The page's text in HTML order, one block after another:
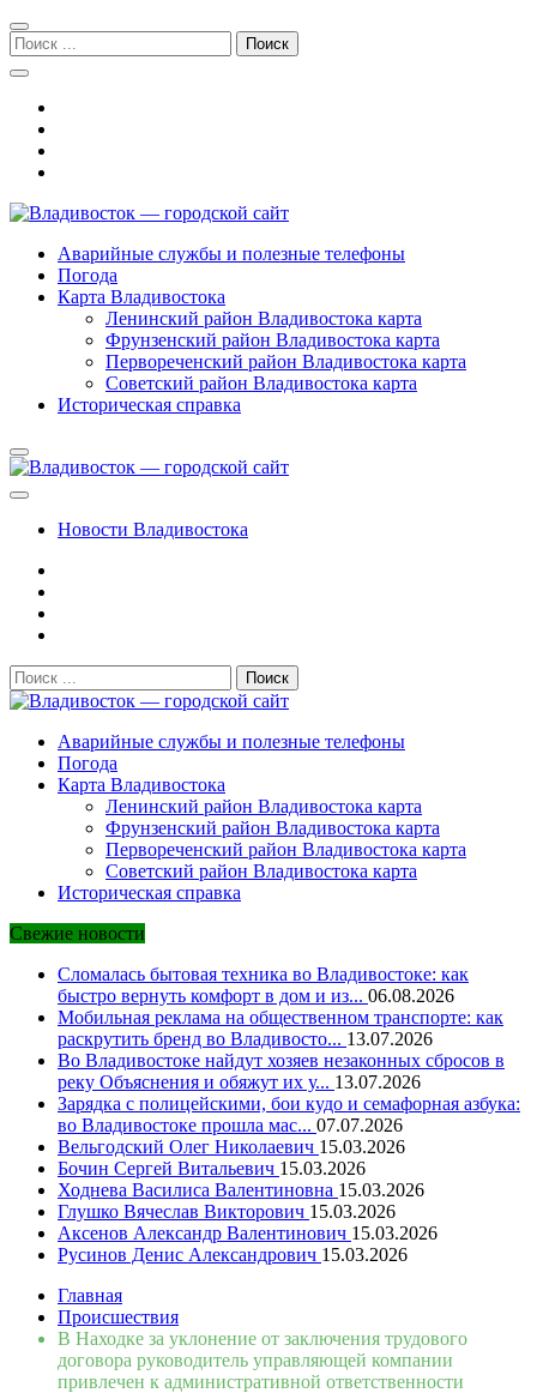
Перейти
к
навигации
Перейти
к
содержимому
Поиск:
Владивосток — городской сайт
Аварийные службы и полезные телефоны
Погода
Карта Владивостока
Ленинский район Владивостока карта
Фрунзенский район Владивостока карта
Первореченский район Владивостока карта
Советский район Владивостока карта
Историческая справка
Новости Владивостока
Поиск:
Владивосток — городской сайт
Аварийные службы и полезные телефоны
Погода
Карта Владивостока
Ленинский район Владивостока карта
Фрунзенский район Владивостока карта
Первореченский район Владивостока карта
Советский район Владивостока карта
Историческая справка
Свежие новости
Сломалась бытовая техника во Владивостоке: как
быстро вернуть комфорт в дом и из... 06.08.2026
Мобильная реклама на общественном транспорте: как
раскрутить бренд во Владивосто... 13.07.2026
Во Владивостоке найдут хозяев незаконных сбросов в
реку Объяснения и обяжут их у... 13.07.2026
Зарядка с полицейскими, бои кудо и семафорная азбука:
во Владивостоке прошла мас... 07.07.2026
Вельгодский Олег Николаевич 15.03.2026
Бочин Сергей Витальевич 15.03.2026
Ходнева Василиса Валентиновна 15.03.2026
Глушко Вячеслав Викторович 15.03.2026
Аксенов Александр Валентинович 15.03.2026
Русинов Денис Александрович 15.03.2026
Главная
Происшествия
В Находке за уклонение от заключения трудового
договора руководитель управляющей компании
привлечен к административной ответственности